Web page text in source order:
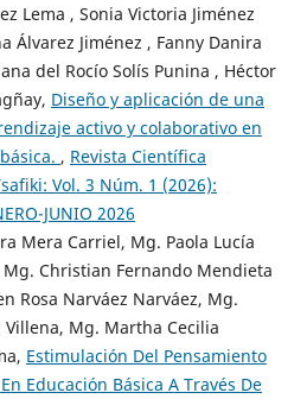
Lema , Sonia Victoria Jiménez
Álvarez Jiménez , Fanny Danira
del Rocío Solís Punina , Héctor
Diseño y aplicación de una
activo y colaborativo en
, Revista Científica
Vol. 3 Núm. 1 (2026):
JUNIO 2026
Mera Carriel, Mg. Paola Lucía
Christian Fernando Mendieta
Rosa Narváez Narváez, Mg.
Villena, Mg. Martha Cecilia
Estimulación Del Pensamiento
Educación Básica A Través De